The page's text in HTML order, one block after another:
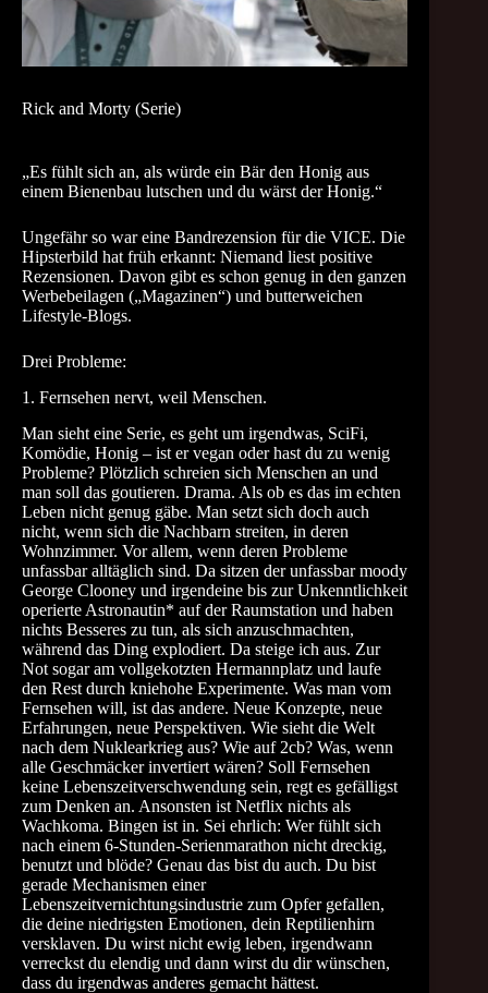
Rick and Morty (Serie)
„Es fühlt sich an, als würde ein Bär den Honig aus
einem Bienenbau lutschen und du wärst der Honig.“
Ungefähr so war eine Bandrezension für die VICE. Die
Hipsterbild hat früh erkannt: Niemand liest positive
Rezensionen. Davon gibt es schon genug in den ganzen
Werbebeilagen („Magazinen“) und butterweichen
Lifestyle-Blogs.
Drei Probleme:
1. Fernsehen nervt, weil Menschen.
Man sieht eine Serie, es geht um irgendwas, SciFi,
Komödie, Honig – ist er vegan oder hast du zu wenig
Probleme? Plötzlich schreien sich Menschen an und
man soll das goutieren. Drama. Als ob es das im echten
Leben nicht genug gäbe. Man setzt sich doch auch
nicht, wenn sich die Nachbarn streiten, in deren
Wohnzimmer. Vor allem, wenn deren Probleme
unfassbar alltäglich sind. Da sitzen der unfassbar moody
George Clooney und irgendeine bis zur Unkenntlichkeit
operierte Astronautin* auf der Raumstation und haben
nichts Besseres zu tun, als sich anzuschmachten,
während das Ding explodiert. Da steige ich aus. Zur
Not sogar am vollgekotzten Hermannplatz und laufe
den Rest durch kniehohe Experimente. Was man vom
Fernsehen will, ist das andere. Neue Konzepte, neue
Erfahrungen, neue Perspektiven. Wie sieht die Welt
nach dem Nuklearkrieg aus? Wie auf 2cb? Was, wenn
alle Geschmäcker invertiert wären? Soll Fernsehen
keine Lebenszeitverschwendung sein, regt es gefälligst
zum Denken an. Ansonsten ist Netflix nichts als
Wachkoma. Bingen ist in. Sei ehrlich: Wer fühlt sich
nach einem 6-Stunden-Serienmarathon nicht dreckig,
benutzt und blöde? Genau das bist du auch. Du bist
gerade Mechanismen einer
Lebenszeitvernichtungsindustrie zum Opfer gefallen,
die deine niedrigsten Emotionen, dein Reptilienhirn
versklaven. Du wirst nicht ewig leben, irgendwann
verreckst du elendig und dann wirst du dir wünschen,
dass du irgendwas anderes gemacht hättest.